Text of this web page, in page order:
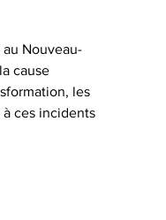
Nouveau-
cause
les
ces incidents